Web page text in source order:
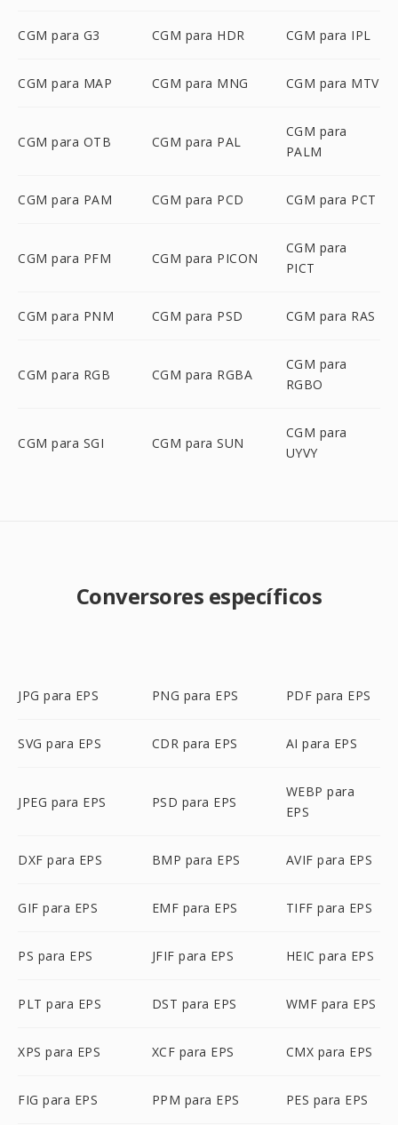
CGM para G3 CGM para HDR CGM para IPL
CGM para MAP CGM para MNG CGM para MTV
CGM para OTB CGM para PAL
CGM para
PALM
CGM para PAM CGM para PCD CGM para PCT
CGM para PFM CGM para PICON
CGM para
PICT
CGM para PNM CGM para PSD CGM para RAS
CGM para RGB CGM para RGBA
CGM para
RGBO
CGM para SGI CGM para SUN
CGM para
UYVY
Conversores específicos
JPG para EPS PNG para EPS PDF para EPS
SVG para EPS CDR para EPS AI para EPS
JPEG para EPS PSD para EPS
WEBP para
EPS
DXF para EPS BMP para EPS AVIF para EPS
GIF para EPS EMF para EPS TIFF para EPS
PS para EPS JFIF para EPS HEIC para EPS
PLT para EPS DST para EPS WMF para EPS
XPS para EPS XCF para EPS CMX para EPS
FIG para EPS PPM para EPS PES para EPS